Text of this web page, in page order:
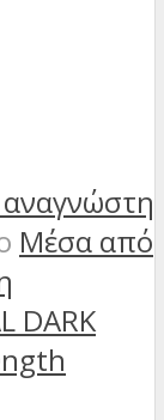
Μέσα από
DARK